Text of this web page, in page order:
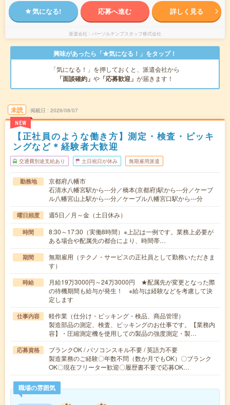
気になる! 応募へ進む 詳しく見る
派遣会社 パーソルテンプスタッフ株式会社
興味があったら「★気になる！」をタップ！
「気になる！」を押しておくと、派遣会社から
「面談確約」 や 「応募歓迎」 が届きます！
未読
NEW
掲載日 2026/08/07
【正社員のような働き方】測定・検査・ピッキ
ングなど＊経験者大歓迎
交通費別途支給あり 土日祝日が休み 無期雇用派遣
勤務地
京都府八幡市
石清水八幡宮駅から---分／橋本(京都府)駅から---分／ケーブ
ル八幡宮山上駅から---分／ケーブル八幡宮口駅から---分
曜日頻度 週5日／月～金（土日休み）
時間
8:30～17:30（実働8時間）※上記は一例です。業務上必要が
ある場合や配属先の都合により、時間帯…
期間
無期雇用（テクノ・サービスの正社員として勤務いただきま
す）
時給
月給19万3000円～24万3000円 ★配属先が変更となった際
の待機期間も給与が発生！ ※給与は経験などを考慮して決
定します
仕事内容
軽作業（仕分け・ピッキング・検品、商品管理）
製造部品の測定、検査、ピッキングのお仕事です。【業務内
容】・圧縮測定機を使用しての製品の強度測定・製…
応募資格
ブランクOK / パソコンスキル不要 / 英語力不要
製造業務のご経験〇年数不問（数か月でもOK）〇ブランク
OK〇現在フリーター歓迎〇履歴書不要で応募OK…
職場の雰囲気